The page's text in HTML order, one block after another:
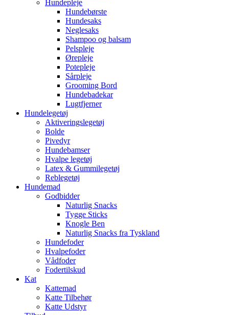
Hundepleje
Hundebørste
Hundesaks
Neglesaks
Shampoo og balsam
Pelspleje
Ørepleje
Potepleje
Sårpleje
Grooming Bord
Hundebadekar
Lugtfjerner
Hundelegetøj
Aktiveringslegetøj
Bolde
Pivedyr
Hundebamser
Hvalpe legetøj
Latex & Gummilegetøj
Reblegetøj
Hundemad
Godbidder
Naturlig Snacks
Tygge Sticks
Knogle Ben
Naturlig Snacks fra Tyskland
Hundefoder
Hvalpefoder
Vådfoder
Fodertilskud
Kat
Kattemad
Katte Tilbehør
Katte Udstyr